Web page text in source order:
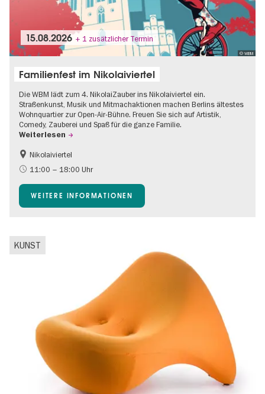
© WBM
15.08.2026 + 1 zusätzlicher Termin
Familienfest im Nikolaiviertel
Die WBM lädt zum 4. NikolaiZauber ins Nikolaiviertel ein.
Straßenkunst, Musik und Mitmachaktionen machen Berlins ältestes
Wohnquartier zur Open-Air-Bühne. Freuen Sie sich auf Artistik,
Comedy, Zauberei und Spaß für die ganze Familie.
Weiterlesen
Barrierefrei
Food
Gratis
Kinder
Ticket-Tipp
Nikolaiviertel
11:00 – 18:00 Uhr
WEITERE INFORMATIONEN
KUNST